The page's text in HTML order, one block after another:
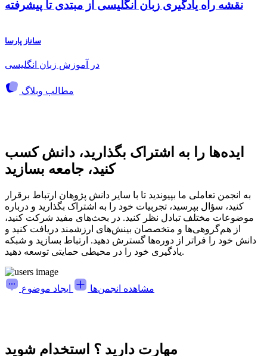
نقشه راه یادگیری زبان انگلیسی از مبتدی تا پیشرفته
ساناز پارسا
در آموزش زبان انگلیسی
مطالب وبلاگ
ایده‌ها را به اشتراک بگذارید، دانش کسب
کنید، جامعه بسازید
به انجمن تعاملی ما بپیوندید تا با سایر دانش پژوهان ارتباط برقرار
کنید، سؤال بپرسید، تجربیات خود را به اشتراک بگذارید و درباره
موضوعات مختلف تبادل نظر کنید. در بحث‌های مفید شرکت کنید،
از هم‌گروهی‌ها و متخصصان بینش‌های ارزشمند دریافت کنید و
دانش خود را فراتر از دوره‌ها گسترش دهید. ارتباط بسازید و شبکه
یادگیری خود را در محیطی حمایتی توسعه دهید.
مشاهده انجمن‌ها ایجاد موضوع
مهارت دارید ؟ استخدام شوید